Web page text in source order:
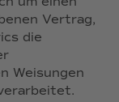
Vertrag,
die
Weisungen